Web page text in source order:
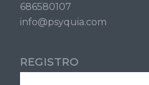
686580107
info@psyquia.com
REGISTRO